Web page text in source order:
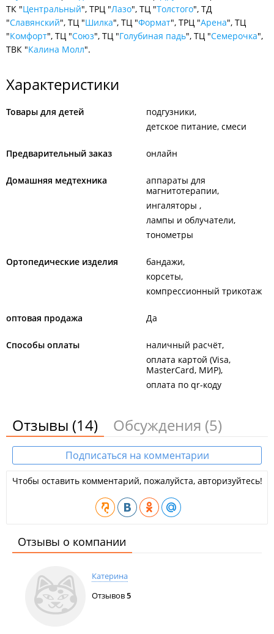
ТК "Центральный", ТРЦ "Лазо", ТЦ "Толстого", ТД
"Славянский", ТЦ "Шилка", ТЦ "Формат", ТРЦ "Арена", ТЦ
"Комфорт", ТЦ "Союз", ТЦ "Голубиная падь", ТЦ "Семерочка",
ТВК "Калина Молл".
Характеристики
Товары для детей
подгузники
детское питание, смеси
Предварительный заказ онлайн
Домашняя медтехника
аппараты для
магнитотерапии
ингаляторы
лампы и облучатели
тонометры
Ортопедические изделия
бандажи
корсеты
компрессионный трикотаж
оптовая продажа Да
Способы оплаты
наличный расчёт
оплата картой (Visa,
MasterCard, МИР)
оплата по qr-коду
Отзывы (14) Обсуждения (5)
Подписаться на комментарии
Чтобы оставить комментарий, пожалуйста, авторизуйтесь!
Отзывы о компании
Катерина
Отзывов5